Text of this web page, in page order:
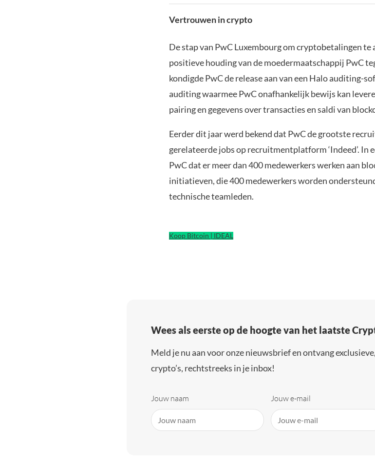
Vertrouwen in crypto
De stap van PwC Luxembourg om cryptobetalingen
positieve houding van de moedermaatschappij PwC
kondigde PwC de release aan van een Halo auditing-
auditing waarmee PwC onafhankelijk bewijs kan
pairing en gegevens over transacties en saldi van
Eerder dit jaar werd bekend dat PwC de grootste
gerelateerde jobs op recruitmentplatform ‘Indeed’. In
PwC dat er meer dan 400 medewerkers werken aan
initiatieven, die 400 medewerkers worden
technische teamleden.
Koop Bitcoin | IDEAL
Wees als eerste op de hoogte van het laatste
Meld je nu aan voor onze nieuwsbrief en ontvang
crypto’s, rechtstreeks in je inbox!
Jouw naam Jouw e-mail